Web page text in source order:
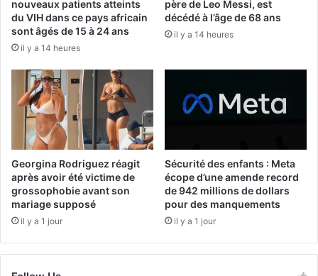
nouveaux patients atteints
du VIH dans ce pays africain
sont âgés de 15 à 24 ans
il y a 14 heures
père de Leo Messi, est
décédé à l’âge de 68 ans
il y a 14 heures
Georgina Rodriguez réagit
après avoir été victime de
grossophobie avant son
mariage supposé
il y a 1 jour
Sécurité des enfants : Meta
écope d’une amende record
de 942 millions de dollars
pour des manquements
il y a 1 jour